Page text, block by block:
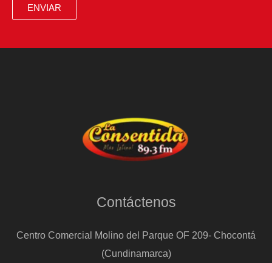
ENVIAR
Contáctenos
Centro Comercial Molino del Parque OF 209- Chocontá
(Cundinamarca)